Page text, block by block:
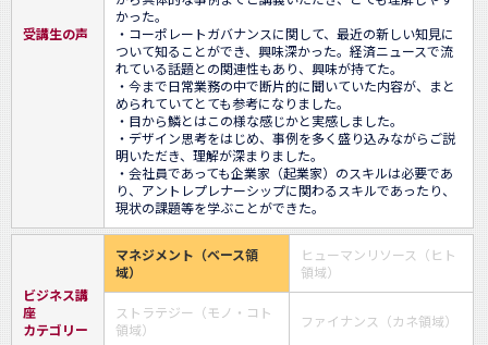
受講生の声
かった。
・コーポレートガバナンスに関して、最近の新しい知見に
ついて知ることができ、興味深かった。経済ニュースで流
れている話題との関連性もあり、興味が持てた。
・今まで日常業務の中で断片的に聞いていた内容が、まと
められていてとても参考になりました。
・目から鱗とはこの様な感じかと実感しました。
・デザイン思考をはじめ、事例を多く盛り込みながらご説
明いただき、理解が深まりました。
・会社員であっても企業家（起業家）のスキルは必要であ
り、アントレプレナーシップに関わるスキルであったり、
現状の課題等を学ぶことができた。
ビジネス講
座
カテゴリー
マネジメント（ベース領
域）
ヒューマンリソース（ヒト
領域）
ストラテジー（モノ・コト
領域）
ファイナンス（カネ領域）